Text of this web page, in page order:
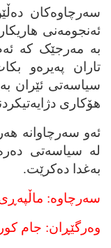
سه‌رچاوه‌کان
ئه‌نجومه‌نی
به‌ مه‌رجێک که‌
تاران په‌یره‌و
سیاسه‌تی ئێران
هۆکاری
ئه‌و سه‌رچاوانه‌
له‌ سیاسه‌تی
به‌غدا ده‌کرێت.
سه‌رچاوه‌:
وه‌رگێڕان: جام